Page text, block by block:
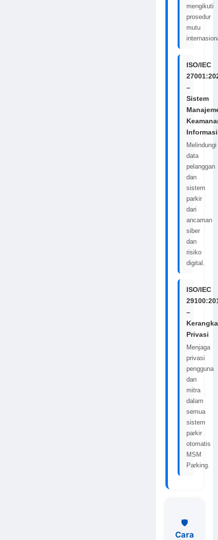
mengikuti
prosedur
mutu
ISO/IEC
–
Sistem
Informasi
Melindungi
data
pelanggan
dan
sistem
parkir
dari
ancaman
siber
dan
risiko
digital.
ISO/IEC
–
Kerangka
Privasi
Menjaga
privasi
pengguna
dan
mitra
dalam
semua
sistem
parkir
otomatis
MSM
Parking.
🛡️
Cara